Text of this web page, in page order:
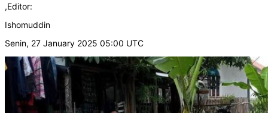
,Editor:
Ishomuddin
Senin, 27 January 2025 05:00 UTC